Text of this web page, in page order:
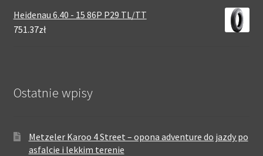
Heidenau 6.40 - 15 86P P29 TL/TT
751.37zł
Ostatnie wpisy
Metzeler Karoo 4 Street – opona adventure do jazdy po
asfalcie i lekkim terenie